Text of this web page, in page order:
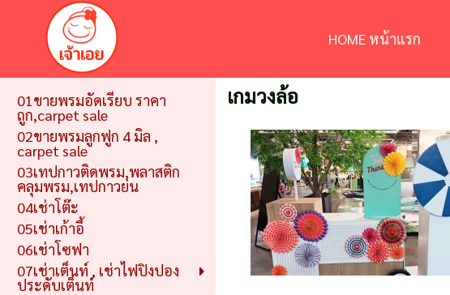
HOME หน้าแรก
01ขายพรมอัดเรียบ ราคา
ถูก,carpet sale
02ขายพรมลูกฟูก 4 มิล ,
carpet sale
03เทปกาวติดพรม,พลาสติก
คลุมพรม,เทปกาวย่น
04เช่าโต๊ะ
05เช่าเก้าอี้
06เช่าโซฟา
07เช่าเต็นท์ , เช่าไฟปิงปอง
ประดับเต็นท์
เกมวงล้อ